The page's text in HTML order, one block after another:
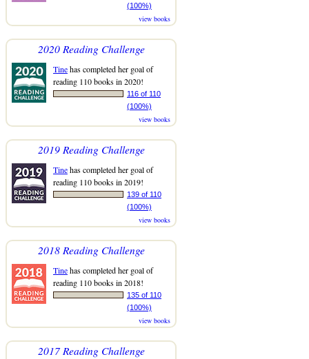
(100%)
view books
2020 Reading Challenge
Tinehas completed her goal of
reading 110 books in 2020!
116 of 110
(100%)
view books
2019 Reading Challenge
Tinehas completed her goal of
reading 110 books in 2019!
139 of 110
(100%)
view books
2018 Reading Challenge
Tinehas completed her goal of
reading 110 books in 2018!
135 of 110
(100%)
view books
2017 Reading Challenge